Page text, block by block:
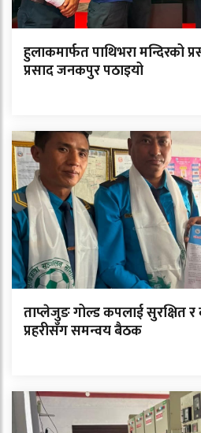
हुलाकमार्फत पाथिभरा मन्दिरको
प्रसाद जनकपुर पठाइयो
ताप्लेजुङ गोल्ड कपलाई सुरक्षित र
प्रहरीसँग समन्वय बैठक